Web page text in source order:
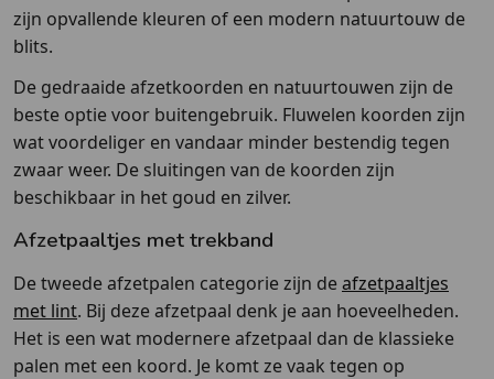
zijn opvallende kleuren of een modern natuurtouw de
blits.
De gedraaide afzetkoorden en natuurtouwen zijn de
beste optie voor buitengebruik. Fluwelen koorden zijn
wat voordeliger en vandaar minder bestendig tegen
zwaar weer. De sluitingen van de koorden zijn
beschikbaar in het goud en zilver.
Afzetpaaltjes met trekband
De tweede afzetpalen categorie zijn deafzetpaaltjes
met lint. Bij deze afzetpaal denk je aan hoeveelheden.
Het is een wat modernere afzetpaal dan de klassieke
palen met een koord. Je komt ze vaak tegen op